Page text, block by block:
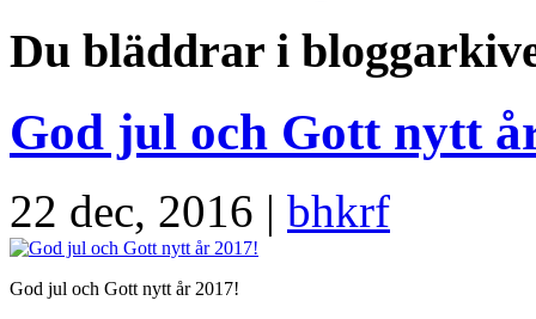
Du bläddrar i
God jul och Gott nytt
22 dec, 2016 | bhkrf
God jul och Gott nytt år 2017!